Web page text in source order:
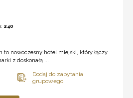
240
to nowoczesny hotel miejski, który łączy
z doskonałą ...